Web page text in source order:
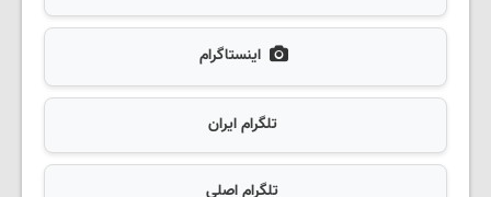
اینستاگرام
تلگرام ایران
تلگرام اصلی